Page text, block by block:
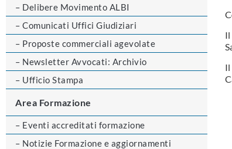
– Delibere Movimento ALBI
– Comunicati Uffici Giudiziari
– Proposte commerciali agevolate
– Newsletter Avvocati: Archivio
– Ufficio Stampa
Area Formazione
– Eventi accreditati formazione
– Notizie Formazione e aggiornamenti
Il
Il